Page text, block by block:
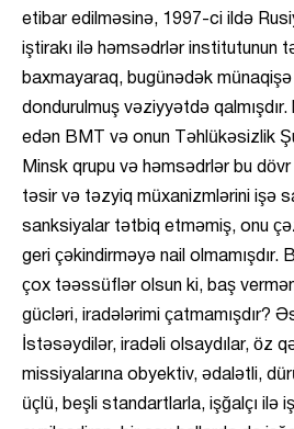
etibar edilməsinə, 1997-ci ildə
iştirakı ilə həmsədrlər institutunun
baxmayaraq, bugünədək münaqişə
dondurulmuş vəziyyətdə qalmışdır.
edən BMT və onun Təhlükəsizlik
Minsk qrupu və həmsədrlər bu
təsir və təzyiq müxanizmlərini işə
sanksiyalar tətbiq etməmiş, onu
geri çəkindirməyə nail olmamışdır.
çox təəssüflər olsun ki, baş
gücləri, iradələrimi çatmamışdır?
İstəsəydilər, iradəli olsaydılar, öz
missiyalarına obyektiv, ədalətli,
üçlü, beşli standartlarla, işğalçı ilə